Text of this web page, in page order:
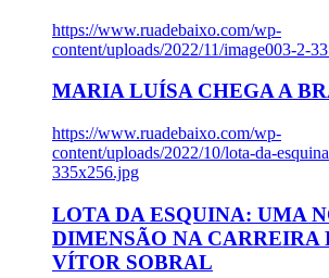
https://www.ruadebaixo.com/wp-
content/uploads/2022/11/image003-2-
MARIA LUÍSA CHEGA A
https://www.ruadebaixo.com/wp-
content/uploads/2022/10/lota-da-
335x256.jpg
LOTA DA ESQUINA: UMA
DIMENSÃO NA CARREIRA
VÍTOR SOBRAL